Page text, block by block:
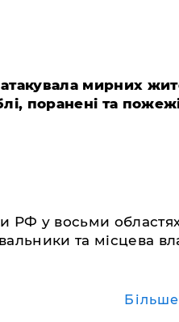
мирних
поранені та
РФ у восьми
та місцева
Більше